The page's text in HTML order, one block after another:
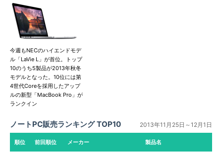
今週もNECのハイエンドモデ
ル「LaVie L」が首位。トップ
10のうち5製品が2013年秋冬
モデルとなった。10位には第
4世代Coreを採用したアップ
ルの新型「MacBook Pro」が
ランクイン
ノートPC販売ランキング TOP10 2013年11月25日～12月1日
順位 前回順位 メーカー 製品名